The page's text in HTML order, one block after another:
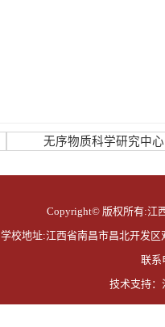
无序物质科学研究中心
Copyright© 版权所有:江
学校地址:江西省南昌市昌北开发
联系
技术支持